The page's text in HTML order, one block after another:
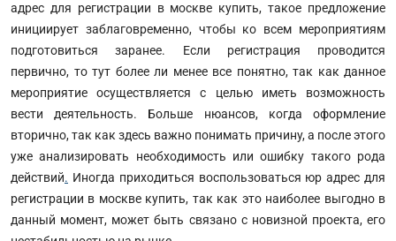
адрес для регистрации в москве купить, такое предложение
инициирует заблаговременно, чтобы ко всем мероприятиям
подготовиться заранее. Если регистрация проводится
первично, то тут более ли менее все понятно, так как данное
мероприятие осуществляется с целью иметь возможность
вести деятельность. Больше нюансов, когда оформление
вторично, так как здесь важно понимать причину, а после этого
уже анализировать необходимость или ошибку такого рода
действий. Иногда приходиться воспользоваться юр адрес для
регистрации в москве купить, так как это наиболее выгодно в
данный момент, может быть связано с новизной проекта, его